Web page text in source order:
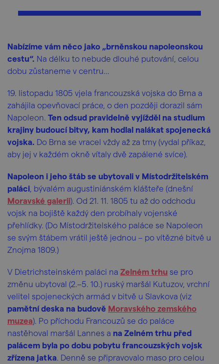
Nabízíme vám něco jako „brněnskou napoleonskou
cestu“. Na délku to nebude dlouhé putování, celou
dobu zůstaneme v centru…
19. listopadu 1805 vjela francouzská vojska do Brna a
zahájila opevňovací práce, o den později dorazil sám
Napoleon. Ten odsud pravidelně vyjížděl na studium
krajiny budoucí bitvy, kam hodlal nalákat spojenecká
vojska. Do Brna se vracel vždy až za tmy (vydal příkaz,
aby jej v každém okně vítaly dvě zapálené svíce).
Napoleon i jeho štáb se ubytovali v Místodržitelském
paláci , bývalém augustiniánském klášteře (dnešní
Moravské galerii). Od 21. 11. 1805 tu až do odchodu
vojsk na bojiště každý den probíhaly vojenské
přehlídky. (Do Místodržitelského paláce se Napoleon
se svým štábem vrátil ještě jednou – po vítězné bitvě u
Znojma 1809.)
V Dietrichsteinském paláci na Zelném trhu se pro
změnu ubytoval (2.–5. 10.) ruský maršál Kutuzov, vrchní
velitel spojeneckých armád v bitvě u Slavkova (viz
pamětní deska na budově Moravského zemského
muzea). Po příchodu Francouzů se do paláce
nastěhoval maršál Lannes a na Zelném trhu před
palácem byla po dobu pobytu francouzských vojsk
zřízena jatka. Denně se připravovalo maso pro celou